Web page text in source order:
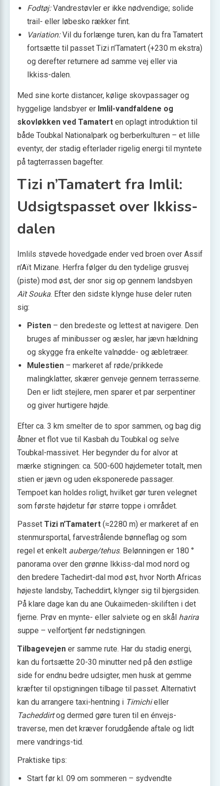
Fodtøj:Vandrestøvler er ikke nødvendige; solide
trail- eller løbesko rækker fint.
Variation:Vil du forlænge turen, kan du fra Tamatert
fortsætte til passet Tizi n’Tamatert (+230 m ekstra)
og derefter returnere ad samme vej eller via
Ikkiss-dalen.
Med sine korte distancer, kølige skovpassager og
hyggelige landsbyer er Imlil-vandfaldene og
skovløkken ved Tamatert en oplagt introduktion til
både Toubkal Nationalpark og berberkulturen – et lille
eventyr, der stadig efterlader rigelig energi til myntete
på tagterrassen bagefter.
Tizi n’Tamatert fra Imlil:
Udsigtspasset over Ikkiss-
dalen
Imlils støvede hovedgade ender ved broen over Assif
n’Aït Mizane. Herfra følger du den tydelige grusvej
(piste) mod øst, der snor sig op gennem landsbyen
Aït Souka. Efter den sidste klynge huse deler ruten
sig:
Pisten – den bredeste og lettest at navigere. Den
bruges af minibusser og æsler, har jævn hældning
og skygge fra enkelte valnødde- og æbletræer.
Mulestien – markeret af røde/prikkede
malingklatter, skærer genveje gennem terrasserne.
Den er lidt stejlere, men sparer et par serpentiner
og giver hurtigere højde.
Efter ca. 3 km smelter de to spor sammen, og bag dig
åbner et flot vue til Kasbah du Toubkal og selve
Toubkal-massivet. Her begynder du for alvor at
mærke stigningen: ca. 500-600 højdemeter totalt, men
stien er jævn og uden eksponerede passager.
Tempoet kan holdes roligt, hvilket gør turen velegnet
som første højdetur før større toppe i området.
Passet Tizi n’Tamatert (≈2280 m) er markeret af en
stenmursportal, farvestrålende bønneflag og som
regel et enkelt auberge/tehus. Belønningen er 180 °
panorama over den grønne Ikkiss-dal mod nord og
den bredere Tachedirt-dal mod øst, hvor North Africas
højeste landsby, Tacheddirt, klynger sig til bjergsiden.
På klare dage kan du ane Oukaïmeden-skiliften i det
fjerne. Prøv en mynte- eller salviete og en skål harira
suppe – velfortjent før nedstigningen.
Tilbagevejen er samme rute. Har du stadig energi,
kan du fortsætte 20-30 minutter ned på den østlige
side for endnu bedre udsigter, men husk at gemme
kræfter til opstigningen tilbage til passet. Alternativt
kan du arrangere taxi-hentning i Timichieller
Tacheddirtog dermed gøre turen til en énvejs-
traverse, men det kræver forudgående aftale og lidt
mere vandrings-tid.
Praktiske tips:
Start før kl. 09 om sommeren – sydvendte